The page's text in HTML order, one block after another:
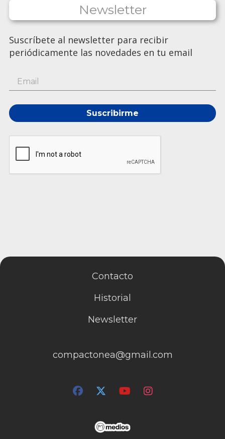
Newsletter
Suscríbete al newsletter para recibir
periódicamente las novedades en tu email
Suscribirme
Contacto
Historial
Newsletter
compactonea@gmail.com